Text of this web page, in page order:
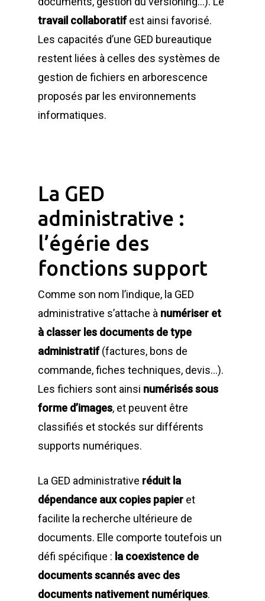
travail collaboratifest ainsi favorisé.
Les capacités d’une GED bureautique
restent liées à celles des systèmes de
gestion de fichiers en arborescence
proposés par les environnements
informatiques.
La GED
administrative :
l’égérie des
fonctions support
Comme son nom l’indique, la GED
administrative s’attache à numériser et
à classer les documents de type
administratif(factures, bons de
commande, fiches techniques, devis…).
Les fichiers sont ainsi numérisés sous
forme d’images, et peuvent être
classifiés et stockés sur différents
supports numériques.
La GED administrative réduit la
dépendance aux copies papier et
facilite la recherche ultérieure de
documents. Elle comporte toutefois un
défi spécifique : la coexistence de
documents scannés avec des
documents nativement numériques.